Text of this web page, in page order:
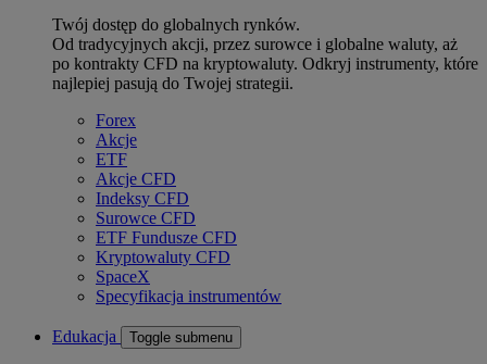
Twój dostęp do globalnych rynków.
Od tradycyjnych akcji, przez surowce i globalne waluty, aż
po kontrakty CFD na kryptowaluty. Odkryj instrumenty, które
najlepiej pasują do Twojej strategii.
Forex
Akcje
ETF
Akcje CFD
Indeksy CFD
Surowce CFD
ETF Fundusze CFD
Kryptowaluty CFD
SpaceX
Specyfikacja instrumentów
Edukacja Toggle submenu